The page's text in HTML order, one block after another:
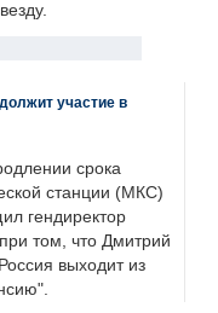
участие в
срока
станции (МКС)
гендиректор
том, что Дмитрий
выходит из